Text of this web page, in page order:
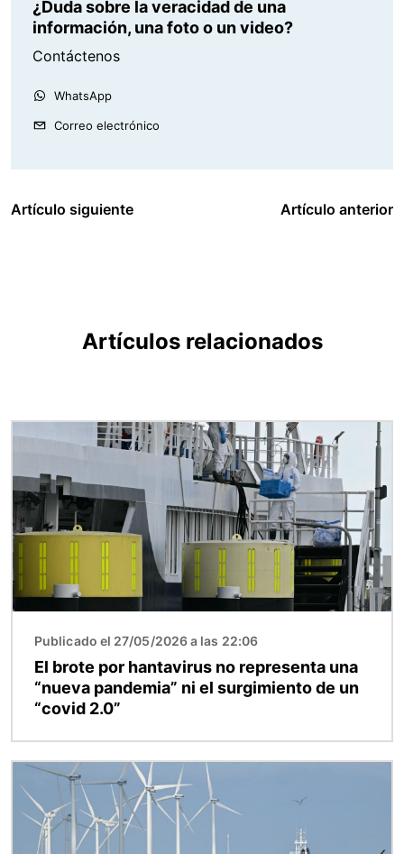
¿Duda sobre la veracidad de una
información, una foto o un video?
Contáctenos
WhatsApp
Correo electrónico
Artículo siguiente Artículo anterior
Artículos relacionados
Imagen
Publicado el 27/05/2026 a las 22:06
El brote por hantavirus no representa una
“nueva pandemia” ni el surgimiento de un
“covid 2.0”
Imagen